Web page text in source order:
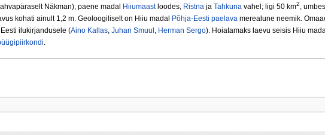
Näkman), paene madal Hiiumaastloodes, Ristna ja Tahkuna vahel; ligi 50 km2,
kohati ainult 1,2 m. Geoloogiliselt on Hiiu madal Põhja-Eesti paelava merealune neemik.
ilukirjandusele (Aino Kallas, Juhan Smuul , Herman Sergo). Hoiatamaks laevu seisis Hiiu
.